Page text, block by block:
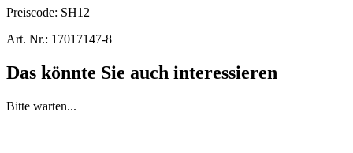
Preiscode: SH12
Art. Nr.: 17017147-8
Das könnte Sie auch interessieren
Bitte warten...